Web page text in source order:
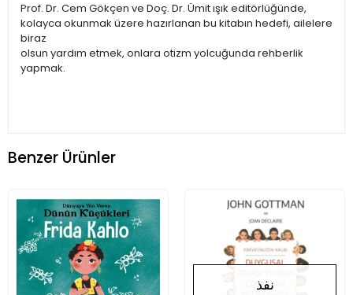
Prof. Dr. Cem Gökçen ve Doç. Dr. Ümit ışık editörlüğünde,
kolayca okunmak üzere hazırlanan bu kitabın hedefi, ailelere
biraz
olsun yardım etmek, onlara otizm yolcuğunda rehberlik
yapmak.
Benzer Ürünler
نفذ